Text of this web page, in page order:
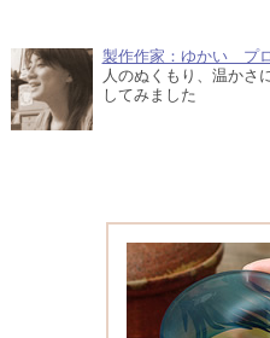
製作作家：ゆかい プ
人のぬくもり、温かさ
してみました